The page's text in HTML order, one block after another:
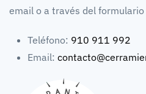
email o a través del
Teléfono: 910 911 992
Email: